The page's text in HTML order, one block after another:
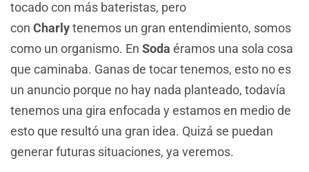
tocado con más bateristas, pero
con Charlytenemos un gran entendimiento, somos
como un organismo. En Soda éramos una sola cosa
que caminaba. Ganas de tocar tenemos, esto no es
un anuncio porque no hay nada planteado, todavía
tenemos una gira enfocada y estamos en medio de
esto que resultó una gran idea. Quizá se puedan
generar futuras situaciones, ya veremos.